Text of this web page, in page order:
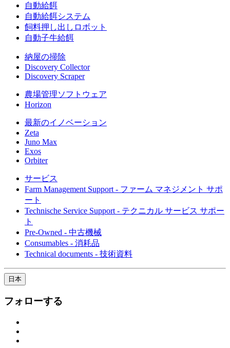
自動給餌
自動給餌システム
飼料押し出しロボット
自動子牛給餌
納屋の掃除
Discovery Collector
Discovery Scraper
農場管理ソフトウェア
Horizon
最新のイノベーション
Zeta
Juno Max
Exos
Orbiter
サービス
Farm Management Support - ファーム マネジメント サポ
ート
Technische Service Support - テクニカル サービス サポー
ト
Pre-Owned - 中古機械
Consumables - 消耗品
Technical documents - 技術資料
日本
フォローする